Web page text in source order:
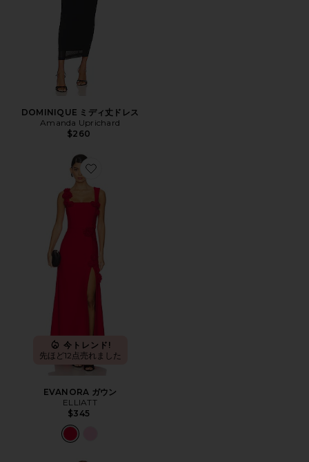
DOMINIQUE ミディ丈ドレス
Amanda Uprichard
$260
Favorite EVANORA ガウン
今トレンド!
先ほど12点売れました
EVANORA ガウン
ELLIATT
$345